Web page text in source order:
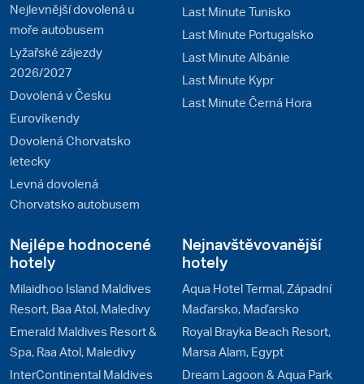
Nejlevnější dovolená u
moře autobusem
Lyžařské zájezdy
2026/2027
Dovolená v Česku
Eurovíkendy
Dovolená Chorvatsko
letecky
Levná dovolená
Chorvatsko autobusem
Last Minute Tunisko
Last Minute Portugalsko
Last Minute Albánie
Last Minute Kypr
Last Minute Černá Hora
Nejlépe hodnocené
hotely
Milaidhoo Island Maldives
Resort, Baa Atol, Maledivy
Emerald Maldives Resort &
Spa, Raa Atol, Maledivy
InterContinental Maldives
Nejnavštěvovanější
hotely
Aqua Hotel Termal, Západní
Maďarsko, Maďarsko
Royal Brayka Beach Resort,
Marsa Alam, Egypt
Dream Lagoon & Aqua Park